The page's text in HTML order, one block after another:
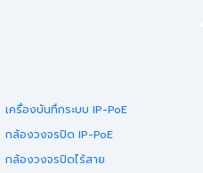
เครื่องบันทึกระบบ IP-PoE
กล้องวงจรปิด IP-PoE
กล้องวงจรปิดไร้สาย